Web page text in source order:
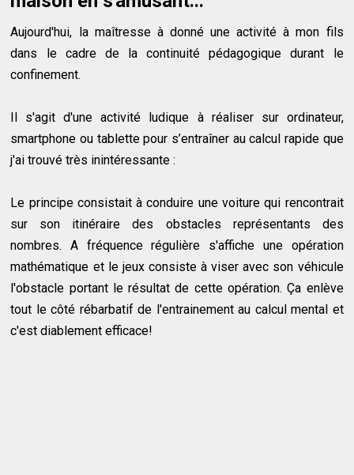
Aujourd'hui, la maîtresse à donné une activité à mon fils
dans le cadre de la continuité pédagogique durant le
confinement.
Il s'agit d'une activité ludique à réaliser sur ordinateur,
smartphone ou tablette pour s’entraîner au calcul rapide que
j'ai trouvé très inintéressante :
Le principe consistait à conduire une voiture qui rencontrait
sur son itinéraire des obstacles représentants des
nombres. A fréquence régulière s'affiche une opération
mathématique et le jeux consiste à viser avec son véhicule
l'obstacle portant le résultat de cette opération. Ça enlève
tout le côté rébarbatif de l'entrainement au calcul mental et
c'est diablement efficace!